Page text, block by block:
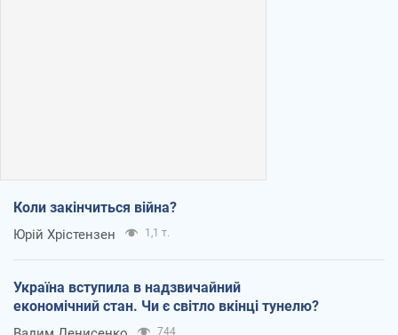
Коли закінчиться війна?
Юрій Хрістензен 1,1 т.
Україна вступила в надзвичайний
економічний стан. Чи є світло вкінці тунелю?
744